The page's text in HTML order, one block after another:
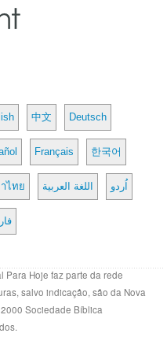
中文 Deutsch
Français 한국어
ไทย اللغة العربية اُردو
Para Hoje faz parte da rede
salvo indicação, são da Nova
Sociedade Bíblica